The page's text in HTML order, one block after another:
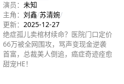
演员： 未知
主角： 刘鑫/苏清婉/
更新： 2025-12-27
绝症孤儿卖棺材续命？医院门口定价
66万被全网围攻，骂声变现金逆袭
首富，总裁美人倒追，癌症奇迹痊愈
甜宠HE！